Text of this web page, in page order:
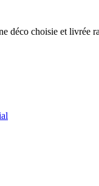
déco choisie et livrée